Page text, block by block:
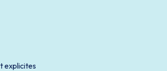
explicites